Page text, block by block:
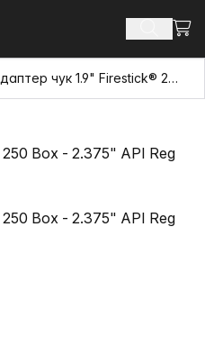
Адаптер чук 1.9" Firestick® 250 Box - 2.375" API Reg Box 4T